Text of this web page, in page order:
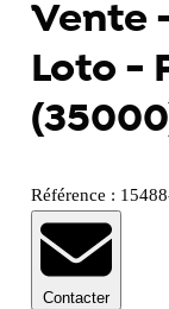
Vente
Loto -
Référence :
Contacter